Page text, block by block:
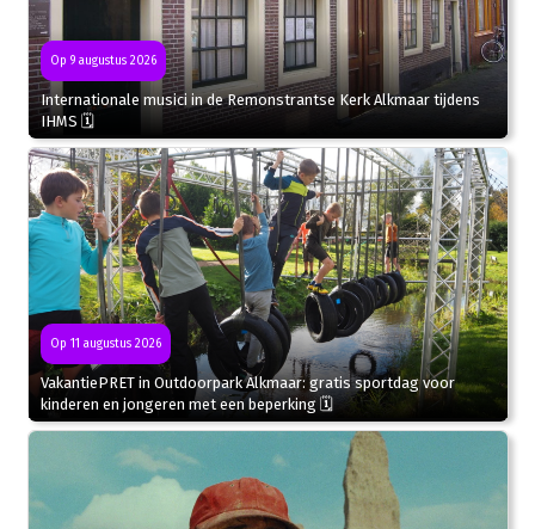
Op 9 augustus 2026
Internationale musici in de Remonstrantse Kerk Alkmaar tijdens
IHMS 🗓
Op 11 augustus 2026
VakantiePRET in Outdoorpark Alkmaar: gratis sportdag voor
kinderen en jongeren met een beperking 🗓